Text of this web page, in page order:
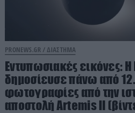
PRONEWS.GR / ΔΙΑΣΤΗΜΑ
Εντυπωσιακές εικόνες: Η
δημοσίευσε πάνω από
φωτογραφίες από την
αποστολή Artemis II